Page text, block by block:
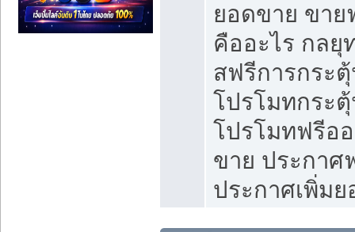
ยอดขาย ขาย
คืออะไร กลยุ
สฟรีการกระ
โปรโมทกระ
โปรโมทฟรีอ
ขาย ประกาศ
ประกาศเพิ่ม